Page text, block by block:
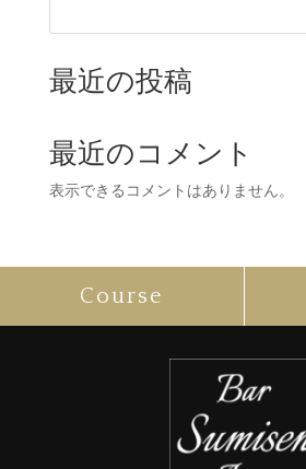
最近の投稿
最近のコメント
表示できるコメントはありません。
Course